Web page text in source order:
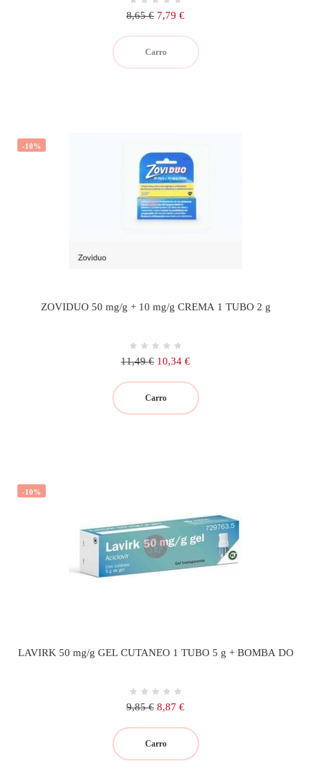
Precio
8,65 € Precio
7,79 €
Carro
-10%
ZOVIDUO 50 mg/g + 10 mg/g CREMA 1 TUBO 2 g
Precio
11,49 € Precio
10,34 €
Carro
-10%
LAVIRK 50 mg/g GEL CUTANEO 1 TUBO 5 g + BOMBA DO
Precio
9,85 € Precio
8,87 €
Carro